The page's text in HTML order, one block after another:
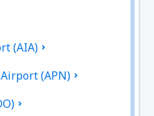
(AIA)
(APN)